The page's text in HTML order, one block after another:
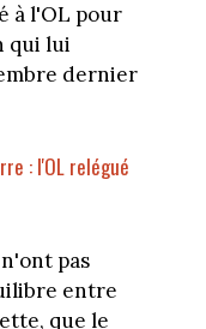
à l'OL pour
qui lui
dernier
: l'OL relégué
pas
entre
que le